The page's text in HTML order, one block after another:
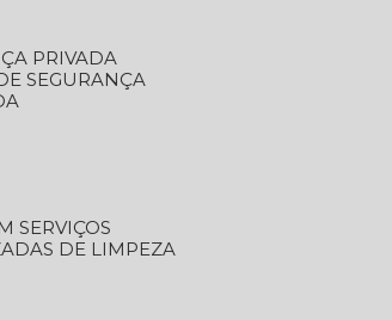
PRIVADA
SEGURANÇA
SERVIÇOS
DE LIMPEZA